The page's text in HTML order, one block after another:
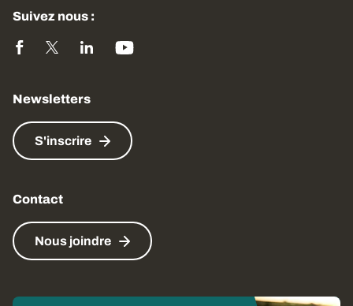
Suivez nous :
Newsletters
S'inscrire
Contact
Nous joindre